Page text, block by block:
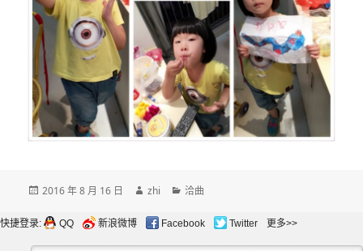
发
于
2016 年 8 月 16 日
作
zhi
分
洽曲
快捷登录: QQ 新浪微博 Facebook Twitter 更多>>